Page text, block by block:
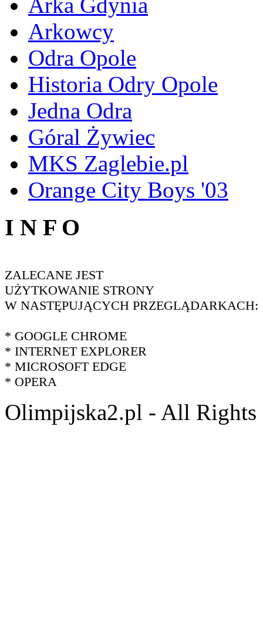
Arkowcy
Odra Opole
Historia Odry Opole
Jedna Odra
Góral Żywiec
MKS Zaglebie.pl
Orange City Boys '03
I N F O
ZALECANE JEST
UŻYTKOWANIE STRONY
W NASTĘPUJĄCYCH PRZEGLĄDARKACH:
* GOOGLE CHROME
* INTERNET EXPLORER
* MICROSOFT EDGE
* OPERA
Olimpijska2.pl - All Rights